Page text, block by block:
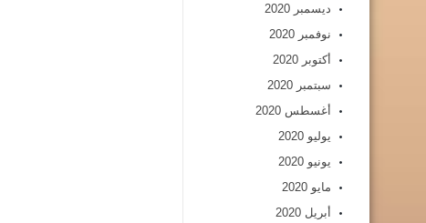
ديسمبر 2020
نوفمبر 2020
أكتوبر 2020
سبتمبر 2020
أغسطس 2020
يوليو 2020
يونيو 2020
مايو 2020
أبريل 2020